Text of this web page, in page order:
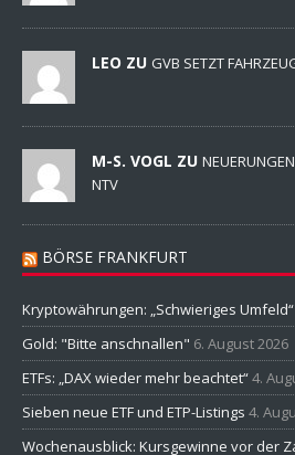
LEO ZU GVB SETZT
M-S. VOGL ZU
NTV
BÖRSE FRANKFURT
Kryptowährungen: „Schwieriges Umfeld“
Gold: "Bitte anschnallen" 6. August 2026
ETFs: „DAX wieder mehr beachtet“4.
Sieben neue ETF und ETP-Listings 4.
Wochenausblick: Kursgewinne vor der